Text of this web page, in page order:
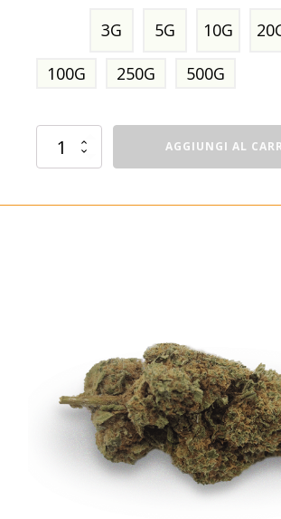
3G 5G 10G
100G
250G 500G
Cheesecake
quantità
AGGIUNGI AL